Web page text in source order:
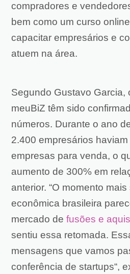
compradores e
bem como um curso
capacitar empresários e
atuem na área.
Segundo Gustavo Garcia,
meuBiZ têm sido
números. Durante o ano
2.400 empresários
empresas para venda, o
aumento de 300% em
anterior. “O momento
econômica brasileira
mercado de fusões e
sentiu essa retomada.
mensagens que vamos
conferência de startups“,